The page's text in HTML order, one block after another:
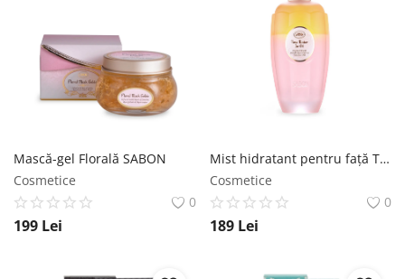
Mască-gel Florală SABON
Cosmetice
0
199 Lei
Mist hidratant pentru faţă Trandafir de Damasc SABON
Cosmetice
0
189 Lei